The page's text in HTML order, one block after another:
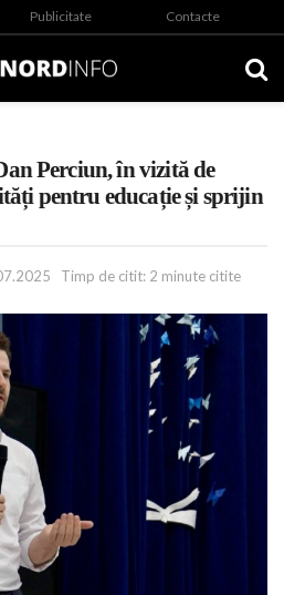
Publicitate Contacte
Perciun, în vizită de
pentru educație și sprijin
Timp de citit: 2 minute citite